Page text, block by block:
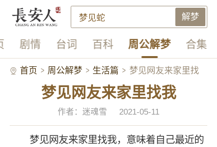
解梦
剧情 台词 百科 周公解梦 合集
首页 周公解梦 生活篇 梦见网友来家里找
我
梦见网友来家里找我
作者：迷魂雪 2021-05-11
梦见网友来家里找我，意味着自己最近的